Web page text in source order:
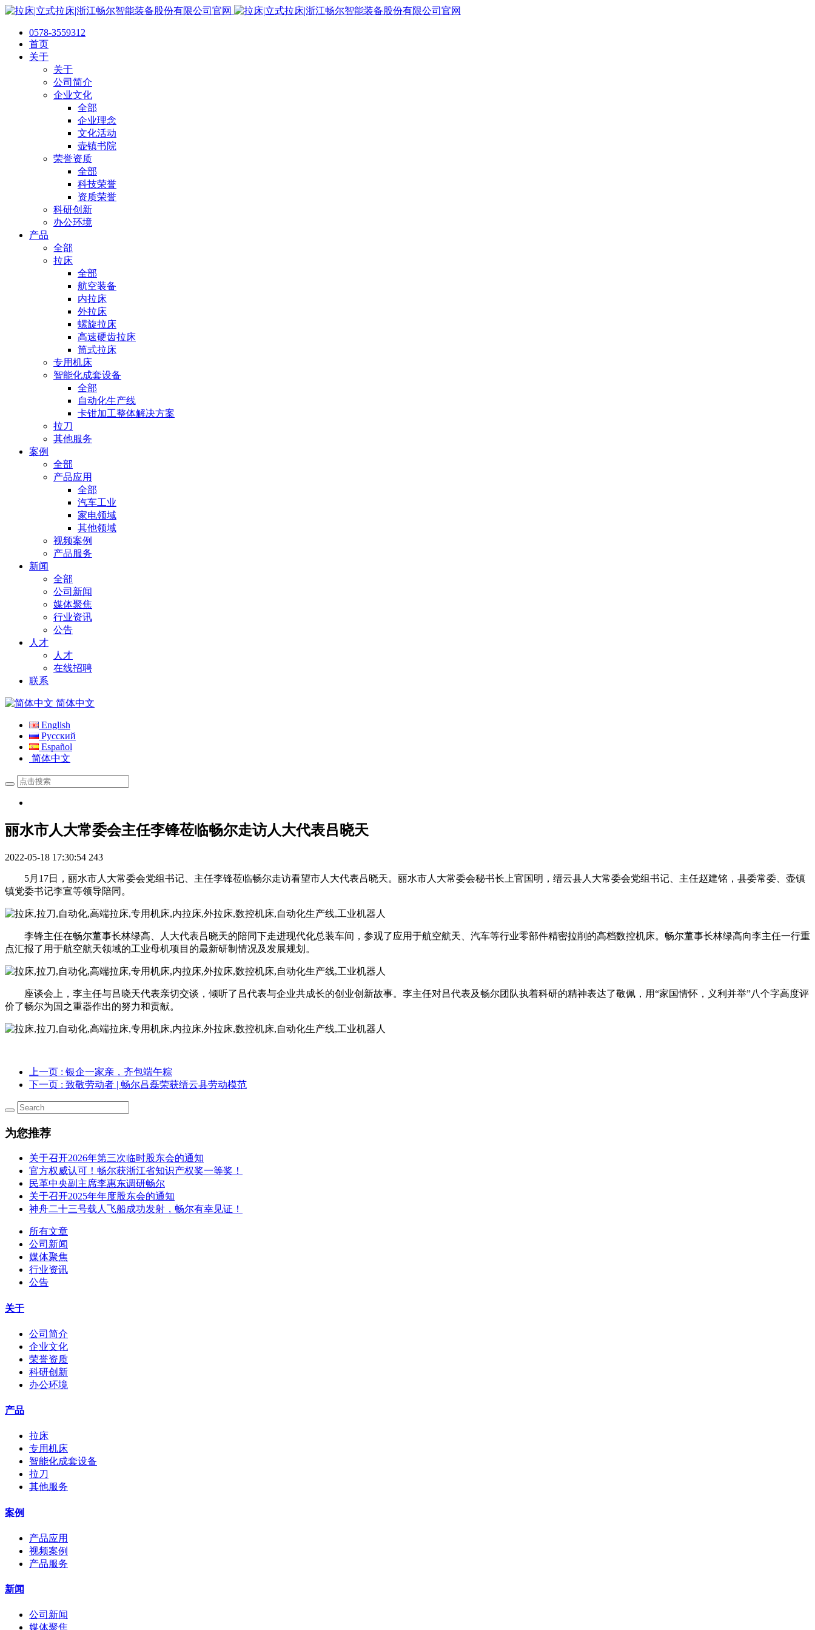
0578-3559312
首页
关于
关于
公司简介
企业文化
全部
企业理念
文化活动
壶镇书院
荣誉资质
全部
科技荣誉
资质荣誉
科研创新
办公环境
产品
全部
拉床
全部
航空装备
内拉床
外拉床
螺旋拉床
高速硬齿拉床
筒式拉床
专用机床
智能化成套设备
全部
自动化生产线
卡钳加工整体解决方案
拉刀
其他服务
案例
全部
产品应用
全部
汽车工业
家电领域
其他领域
视频案例
产品服务
新闻
全部
公司新闻
媒体聚焦
行业资讯
公告
人才
人才
在线招聘
联系
简体中文
English
Русский
Español
简体中文
丽水市人大常委会主任李锋莅临畅尔走访人大代表吕晓天
2022-05-18 17:30:54 243
5月17日，丽水市人大常委会党组书记、主任李锋莅临畅尔走访看望市人大代表吕晓天。丽水市人大常委会秘书长上官国明，缙云县人大常委会党组书记、主任赵建铭，县委常委、壶镇
镇党委书记李宣等领导陪同。
李锋主任在畅尔董事长林绿高、人大代表吕晓天的陪同下走进现代化总装车间，参观了应用于航空航天、汽车等行业零部件精密拉削的高档数控机床。畅尔董事长林绿高向李主任一行重
点汇报了用于航空航天领域的工业母机项目的最新研制情况及发展规划。
座谈会上，李主任与吕晓天代表亲切交谈，倾听了吕代表与企业共成长的创业创新故事。李主任对吕代表及畅尔团队执着科研的精神表达了敬佩，用“家国情怀，义利并举”八个字高度评
价了畅尔为国之重器作出的努力和贡献。
上一页 : 银企一家亲，齐包端午粽
下一页 : 致敬劳动者 | 畅尔吕磊荣获缙云县劳动模范
为您推荐
关于召开2026年第三次临时股东会的通知
官方权威认可！畅尔获浙江省知识产权奖一等奖！
民革中央副主席李惠东调研畅尔
关于召开2025年年度股东会的通知
神舟二十三号载人飞船成功发射，畅尔有幸见证！
所有文章
公司新闻
媒体聚焦
行业资讯
公告
关于
公司简介
企业文化
荣誉资质
科研创新
办公环境
产品
拉床
专用机床
智能化成套设备
拉刀
其他服务
案例
产品应用
视频案例
产品服务
新闻
公司新闻
媒体聚焦